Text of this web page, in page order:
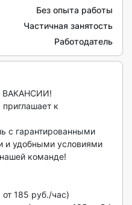
Без опыта работы
Частичная занятость
Работодатель
к
с гарантированными
и удобными условиями
команде!
185 руб./час)